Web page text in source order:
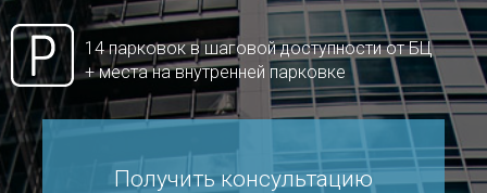
14 парковок в шаговой доступности от БЦ
+ места на внутренней парковке
Получить консультацию